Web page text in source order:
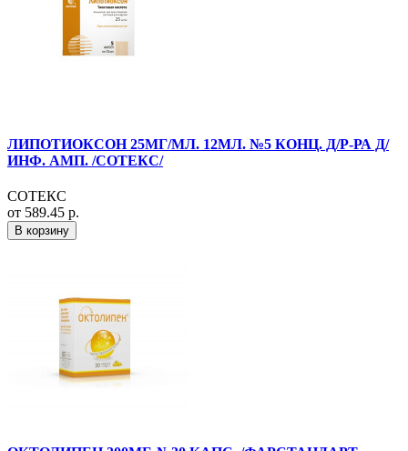
ЛИПОТИОКСОН 25МГ/МЛ. 12МЛ. №5 КОНЦ. Д/Р-РА Д/
ИНФ. АМП. /СОТЕКС/
СОТЕКС
от 589.45 р.
В корзину